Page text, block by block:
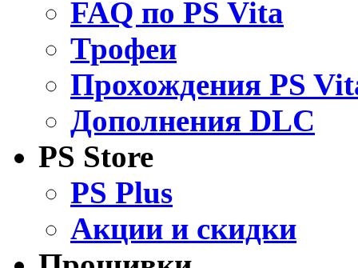
FAQ по PS Vita
Трофеи
Прохождения PS
Дополнения DLC
PS Store
PS Plus
Акции и скидки